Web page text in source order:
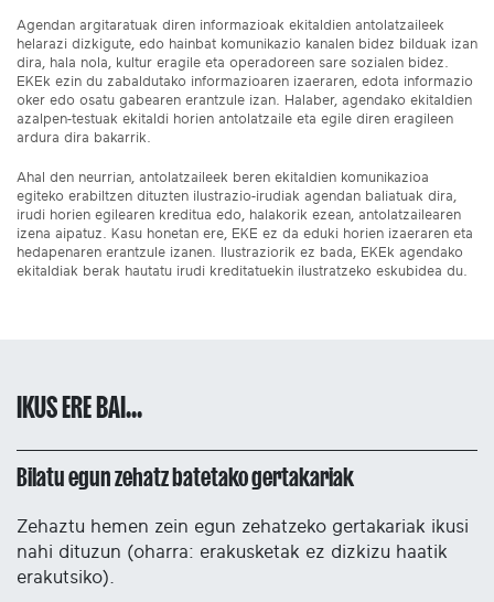
Agendan argitaratuak diren informazioak ekitaldien antolatzaileek
helarazi dizkigute, edo hainbat komunikazio kanalen bidez bilduak izan
dira, hala nola, kultur eragile eta operadoreen sare sozialen bidez.
EKEk ezin du zabaldutako informazioaren izaeraren, edota informazio
oker edo osatu gabearen erantzule izan. Halaber, agendako ekitaldien
azalpen-testuak ekitaldi horien antolatzaile eta egile diren eragileen
ardura dira bakarrik.
Ahal den neurrian, antolatzaileek beren ekitaldien komunikazioa
egiteko erabiltzen dituzten ilustrazio-irudiak agendan baliatuak dira,
irudi horien egilearen kreditua edo, halakorik ezean, antolatzailearen
izena aipatuz. Kasu honetan ere, EKE ez da eduki horien izaeraren eta
hedapenaren erantzule izanen. Ilustraziorik ez bada, EKEk agendako
ekitaldiak berak hautatu irudi kreditatuekin ilustratzeko eskubidea du.
IKUS ERE BAI...
Bilatu egun zehatz batetako gertakariak
Zehaztu hemen zein egun zehatzeko gertakariak ikusi
nahi dituzun (oharra: erakusketak ez dizkizu haatik
erakutsiko).